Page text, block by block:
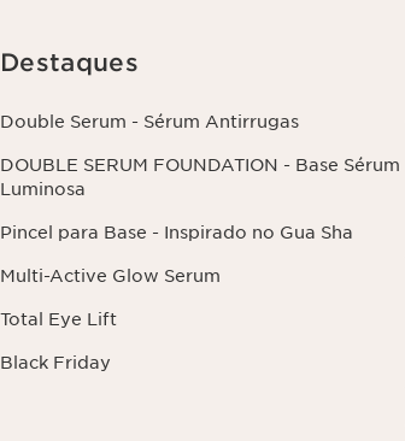
Destaques
Double Serum - Sérum Antirrugas
DOUBLE SERUM FOUNDATION - Base Sérum
Luminosa
Pincel para Base - Inspirado no Gua Sha
Multi-Active Glow Serum
Total Eye Lift
Black Friday